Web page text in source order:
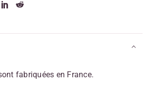
fabriquées en France.